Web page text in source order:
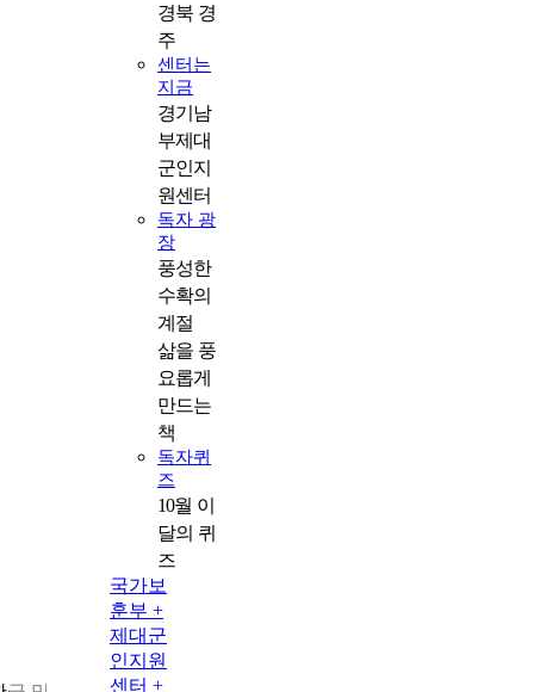
경북 경
주
센터는
지금
경기남
부제대
군인지
원센터
독자 광
장
풍성한
수확의
계절
삶을 풍
요롭게
만드는
책
독자퀴
즈
10월 이
달의 퀴
즈
국가보
훈부 +
제대군
인지원
센터 +